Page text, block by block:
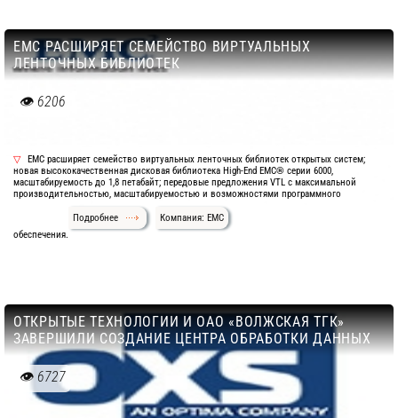
EMC РАСШИРЯЕТ СЕМЕЙСТВО ВИРТУАЛЬНЫХ
ЛЕНТОЧНЫХ БИБЛИОТЕК
6206
EMC расширяет семейство виртуальных ленточных библиотек открытых систем;
новая высококачественная дисковая библиотека High-End EMC® серии 6000,
масштабируемость до 1,8 петабайт; передовые предложения VTL с максимальной
производительностью, масштабируемостью и возможностями программного
обеспечения.
Подробнее Компания: EMC
ОТКРЫТЫЕ ТЕХНОЛОГИИ И ОАО «ВОЛЖСКАЯ ТГК»
ЗАВЕРШИЛИ СОЗДАНИЕ ЦЕНТРА ОБРАБОТКИ ДАННЫХ
6727